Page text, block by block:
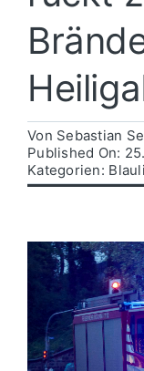
Kultur
Politik
Wirtschaft
Von Sebastian
Published On:
Kategorien: